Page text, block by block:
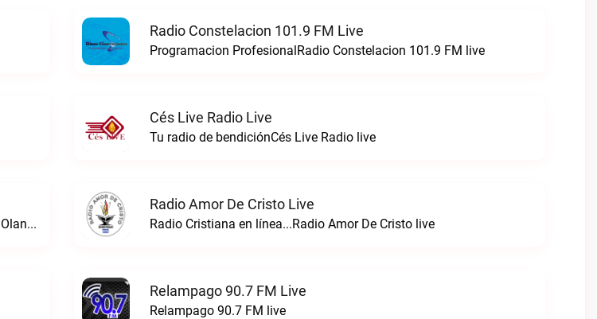
Radio Constelacion 101.9 FM Live
Programacion ProfesionalRadio Constelacion 101.9 FM live
Cés Live Radio Live
Tu radio de bendiciónCés Live Radio live
Saciando tu vida con la palabra de DiosRadio Maná del Cielo Olanchito live
Radio Amor De Cristo Live
Radio Cristiana en línea...Radio Amor De Cristo live
Relampago 90.7 FM Live
Relampago 90.7 FM live